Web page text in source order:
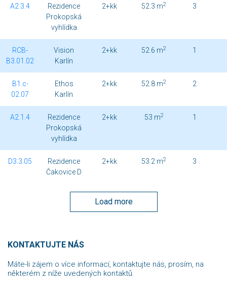
A2.3.4
Rezidence
Prokopská
vyhlídka
2+kk 52.3 m2 3
RCB-
B3.01.02
Vision
Karlín
2+kk 52.6 m2 1
B1.c-
02.07
Ethos
Karlín
2+kk 52.8 m2 2
A2.1.4
Rezidence
Prokopská
vyhlídka
2+kk 53 m2 1
D3.3.05
Rezidence
Čakovice D
2+kk 53.2 m2 3
Load more
KONTAKTUJTE NÁS
Máte-li zájem o více informací, kontaktujte nás, prosím, na
některém z níže uvedených kontaktů.